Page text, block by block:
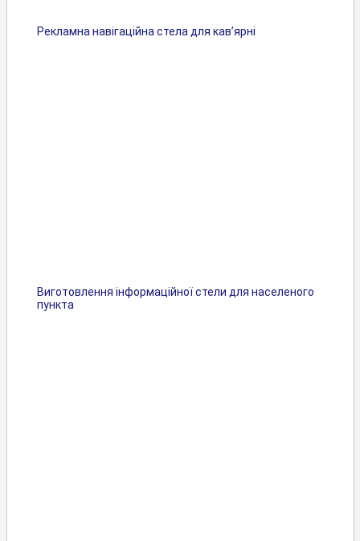
Рекламна навігаційна стела для кав’ярні
Виготовлення інформаційної стели для населеного
пункта